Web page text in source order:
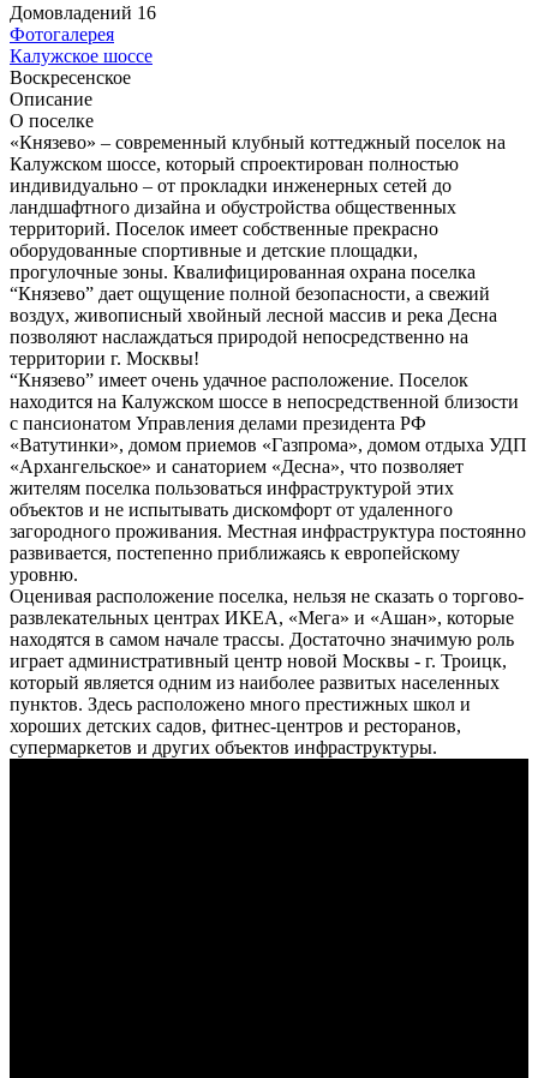
Домовладений 16
Фотогалерея
Калужское шоссе
Воскресенское
Описание
О поселке
«Князево» – современный клубный коттеджный поселок на
Калужском шоссе, который спроектирован полностью
индивидуально – от прокладки инженерных сетей до
ландшафтного дизайна и обустройства общественных
территорий. Поселок имеет собственные прекрасно
оборудованные спортивные и детские площадки,
прогулочные зоны. Квалифицированная охрана поселка
“Князево” дает ощущение полной безопасности, а свежий
воздух, живописный хвойный лесной массив и река Десна
позволяют наслаждаться природой непосредственно на
территории г. Москвы!
“Князево” имеет очень удачное расположение. Поселок
находится на Калужском шоссе в непосредственной близости
с пансионатом Управления делами президента РФ
«Ватутинки», домом приемов «Газпрома», домом отдыха УДП
«Архангельское» и санаторием «Десна», что позволяет
жителям поселка пользоваться инфраструктурой этих
объектов и не испытывать дискомфорт от удаленного
загородного проживания. Местная инфраструктура постоянно
развивается, постепенно приближаясь к европейскому
уровню.
Оценивая расположение поселка, нельзя не сказать о торгово-
развлекательных центрах ИКЕА, «Мега» и «Ашан», которые
находятся в самом начале трассы. Достаточно значимую роль
играет административный центр новой Москвы - г. Троицк,
который является одним из наиболее развитых населенных
пунктов. Здесь расположено много престижных школ и
хороших детских садов, фитнес-центров и ресторанов,
супермаркетов и других объектов инфраструктуры.